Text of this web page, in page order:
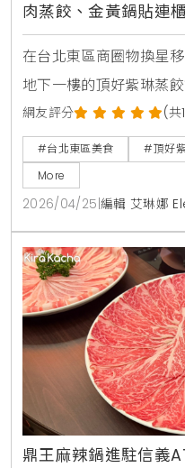
肉蒸餃、金黃鍋貼連
字號攻略
在台北東區商圈物換星
地下一樓的頂好紫琳蒸
姐心中不敗的平價首選
渝表示，這類長年排隊
優勢，更是師傅現場手
看得見的製作過程，建
覺記憶。
網友評分 (共
#台北東區美食 #頂好
More
2026/04/25 編輯 艾琳娜
鼎王麻辣鍋進駐信義